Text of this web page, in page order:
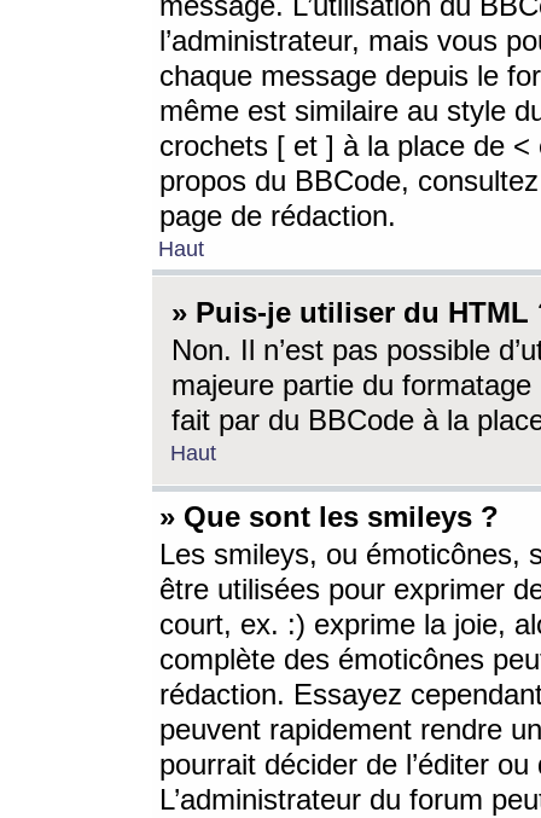
l’administrateur, mais vous
chaque message depuis le
même est similaire au style
crochets [ et ] à la place de <
propos du BBCode,
page de rédaction.
Haut
» Puis-je utiliser du HTML
Non. Il n’est pas possible
majeure partie du
fait par du BBCode à la
Haut
» Que sont les smileys ?
Les smileys, ou émoticônes,
être utilisées pour exprimer
court, ex. :) exprime la joie,
complète des émoticônes
rédaction. Essayez
peuvent rapidement rendre
pourrait décider de l’éditer
L’administrateur du forum